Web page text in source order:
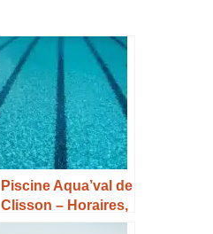
Piscine Aqua’val de
Clisson – Horaires,
Tarifs et Infos –